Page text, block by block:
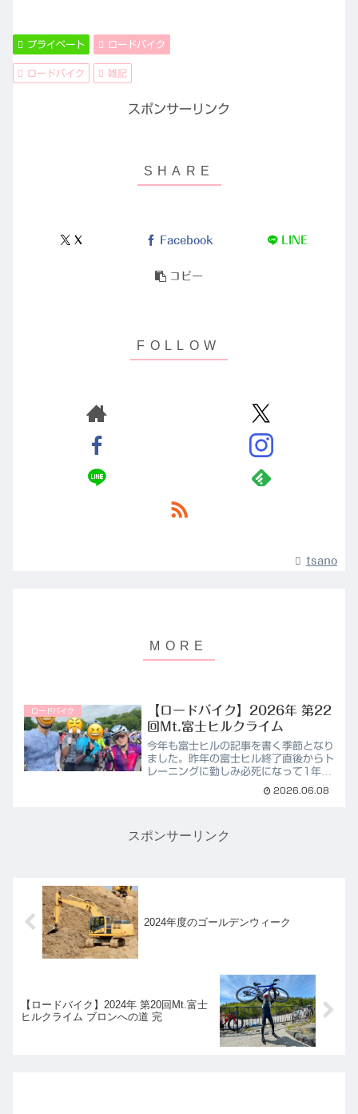
プライベート ロードバイク
ロードバイク 雑記
スポンサーリンク
X Facebook LINE
コピー
tsano
ロードバイク
【ロードバイク】2026年 第22
回Mt.富士ヒルクライム
今年も富士ヒルの記事を書く季節となり
ました。昨年の富士ヒル終了直後からト
レーニングに勤しみ必死になって1年を
ロンズでした。これで3年連続ブロンズ
2026.06.08
スポンサーリンク
2024年度のゴールデンウィーク
【ロードバイク】2024年 第20回Mt.富士
ヒルクライム ブロンへの道 完